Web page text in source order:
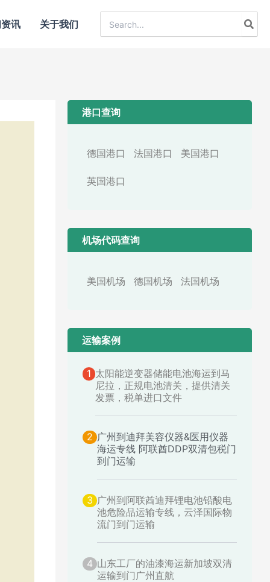
讯 关于我们
for:
港口查询
德国港口 法国港口 美国港口
英国港口
机场代码查询
美国机场 德国机场 法国机场
运输案例​
1 太阳能逆变器储能电池海运到马
尼拉，正规电池清关，提供清关
发票，税单进口文件
2 广州到迪拜美容仪器&医用仪器
海运专线 阿联酋DDP双清包税门
到门运输
3 广州到阿联酋迪拜锂电池铅酸电
池危险品运输专线，云泽国际物
流门到门运输
4 山东工厂的油漆海运新加坡双清
运输到门广州直航